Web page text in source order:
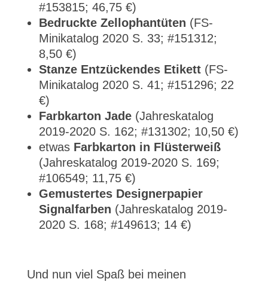
#153815; 46,75 €)
Bedruckte Zellophantüten (FS-
Minikatalog 2020 S. 33; #151312;
8,50 €)
Stanze Entzückendes Etikett(FS-
Minikatalog 2020 S. 41; #151296; 22
€)
Farbkarton Jade(Jahreskatalog
2019-2020 S. 162; #131302; 10,50 €)
etwas Farbkarton in Flüsterweiß
(Jahreskatalog 2019-2020 S. 169;
#106549; 11,75 €)
Gemustertes Designerpapier
Signalfarben (Jahreskatalog 2019-
2020 S. 168; #149613; 14 €)
Und nun viel Spaß bei meinen